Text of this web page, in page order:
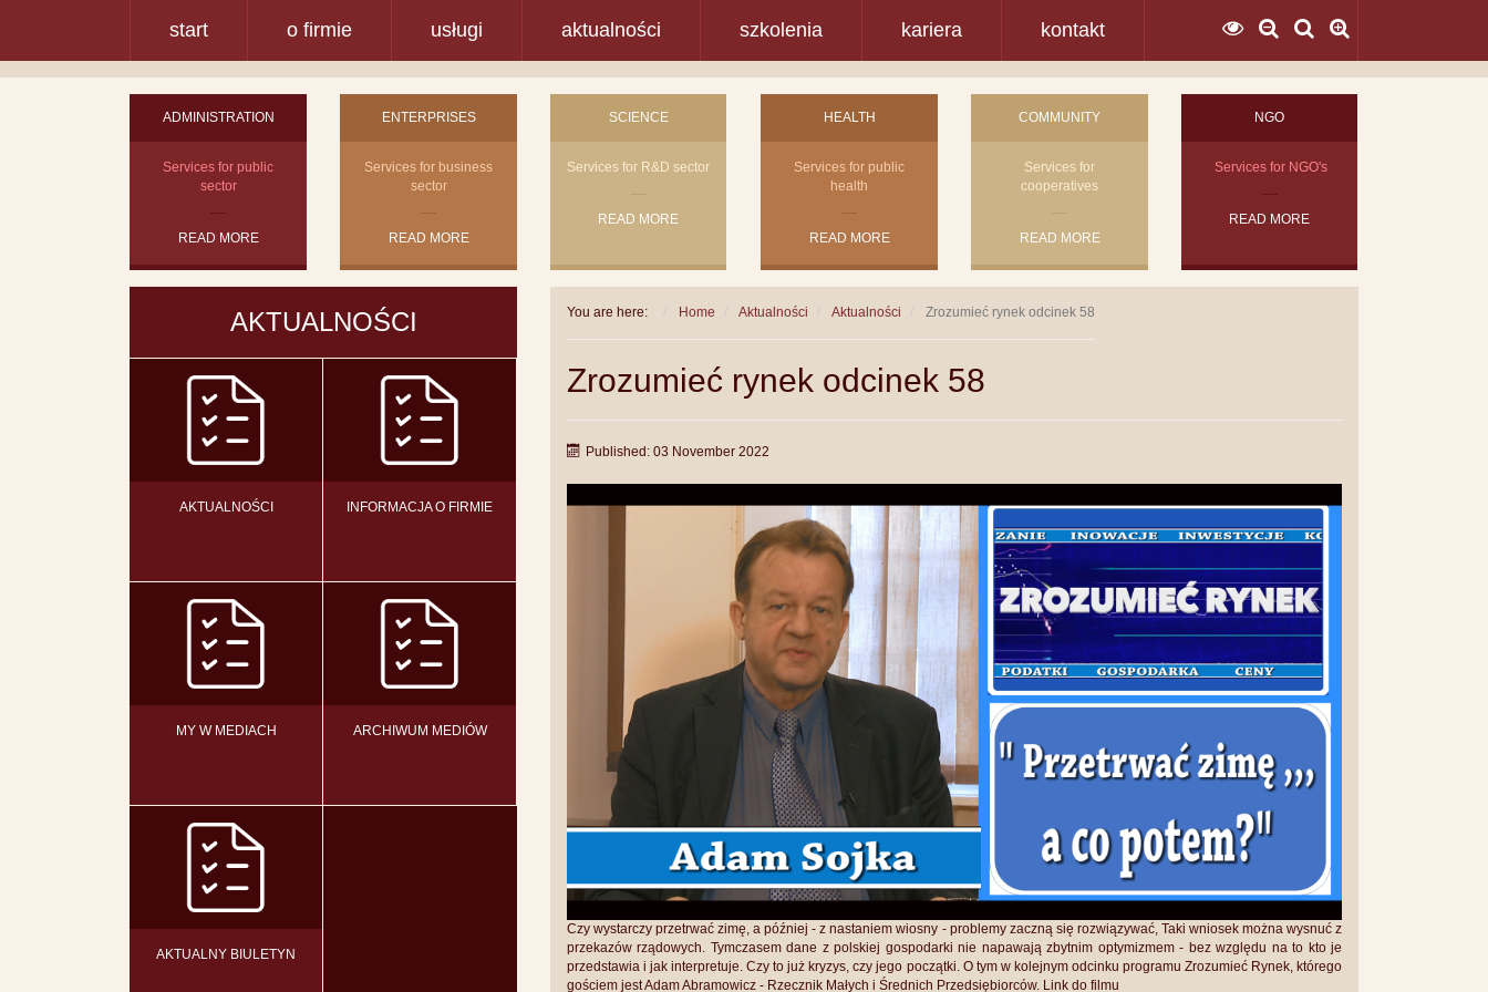
start o firmie usługi aktualności szkolenia kariera kontakt
ADMINISTRATION
Services for public
sector
READ MORE
ENTERPRISES
Services for business
sector
READ MORE
SCIENCE
Services for R&D sector
READ MORE
HEALTH
Services for public
health
READ MORE
COMMUNITY
Services for
cooperatives
READ MORE
NGO
Services for NGO's
READ MORE
AKTUALNOŚCI
AKTUALNOŚCI INFORMACJA O FIRMIE
MY W MEDIACH ARCHIWUM MEDIÓW
AKTUALNY BIULETYN
You are here: Home Aktualności Aktualności Zrozumieć rynek odcinek 58
Zrozumieć rynek odcinek 58
Published: 03 November 2022
Czy wystarczy przetrwać zimę, a później - z nastaniem wiosny - problemy zaczną się rozwiązywać, Taki wniosek można wysnuć z
przekazów rządowych. Tymczasem dane z polskiej gospodarki nie napawają zbytnim optymizmem - bez względu na to kto je
przedstawia i jak interpretuje. Czy to już kryzys, czy jego początki. O tym w kolejnym odcinku programu Zrozumieć Rynek, którego
gościem jest Adam Abramowicz - Rzecznik Małych i Średnich Przedsiębiorców. Link do filmu